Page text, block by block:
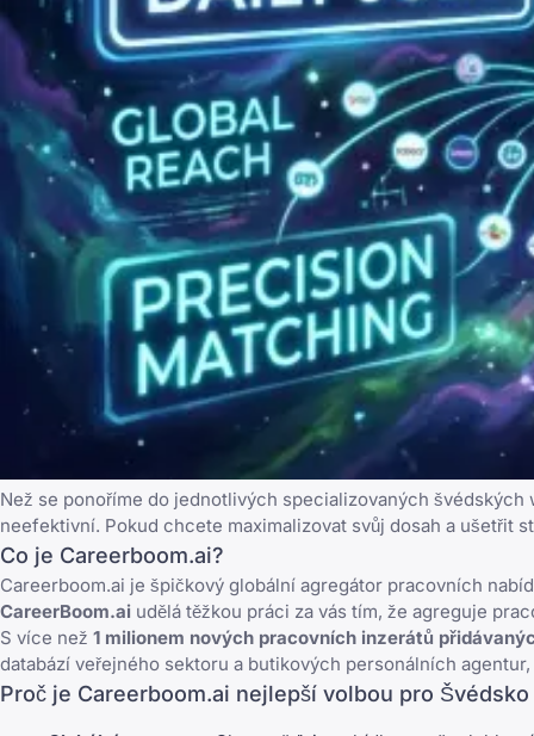
Než se ponoříme do jednotlivých specializovaných
neefektivní. Pokud chcete maximalizovat svůj dosah a ušetřit
Co je Careerboom.ai?
Careerboom.ai je špičkový globální agregátor pracovních
CareerBoom.ai udělá těžkou práci za vás tím, že agreguje
S více než 1 milionem nových pracovních inzerátů
databází veřejného sektoru a butikových personálních
Proč je Careerboom.ai nejlepší volbou pro Švédsko